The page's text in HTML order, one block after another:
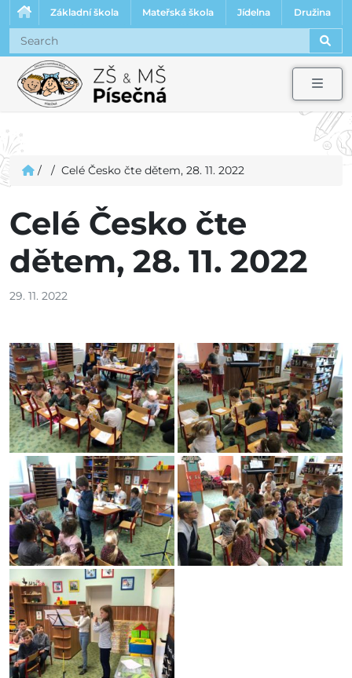
Základní škola Mateřská škola Jídelna Družina
/ / Celé Česko čte dětem, 28. 11. 2022
Celé Česko čte
dětem, 28. 11. 2022
29. 11. 2022